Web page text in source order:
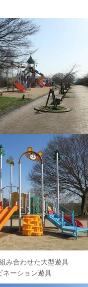
コ シ
を組み合わせた大
ネーション遊具